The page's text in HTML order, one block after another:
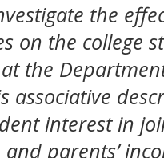
the
on the college
the
associative
interest in
parents’